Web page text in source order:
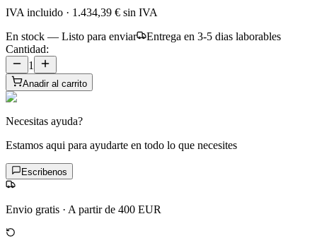
IVA incluido · 1.434,39 € sin IVA
En stock — Listo para enviar
Entrega en 3-5 dias laborables
Cantidad:
1
Anadir al carrito
Necesitas ayuda?
Estamos aqui para ayudarte en todo lo que necesites
Escribenos
Envio gratis · A partir de 400 EUR